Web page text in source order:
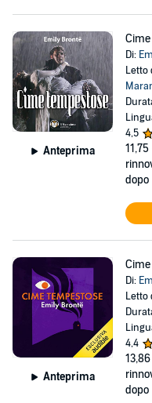
Anteprima
Di:
Letto
4,5
dopo
Anteprima
Di:
Letto
4,4
dopo